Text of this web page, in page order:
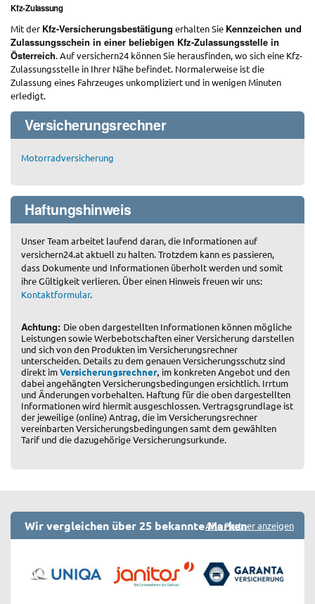
Kfz-Zulassung
Mit der Kfz-Versicherungsbestätigung erhalten Sie Kennzeichen und
Zulassungsschein in einer beliebigen Kfz-Zulassungsstelle in
Österreich. Auf versichern24 können Sie herausfinden, wo sich eine Kfz-
Zulassungsstelle in Ihrer Nähe befindet. Normalerweise ist die
Zulassung eines Fahrzeuges unkompliziert und in wenigen Minuten
erledigt.
Versicherungsrechner
Motorradversicherung
Haftungshinweis
Unser Team arbeitet laufend daran, die Informationen auf
versichern24.at aktuell zu halten. Trotzdem kann es passieren,
dass Dokumente und Informationen überholt werden und somit
ihre Gültigkeit verlieren. Über einen Hinweis freuen wir uns:
Kontaktformular.
Achtung: Die oben dargestellten Informationen können mögliche
Leistungen sowie Werbebotschaften einer Versicherung darstellen
und sich von den Produkten im Versicherungsrechner
unterscheiden. Details zu dem genauen Versicherungsschutz sind
direkt imVersicherungsrechner, im konkreten Angebot und den
dabei angehängten Versicherungsbedingungen ersichtlich. Irrtum
und Änderungen vorbehalten. Haftung für die oben dargestellten
Informationen wird hiermit ausgeschlossen. Vertragsgrundlage ist
der jeweilige (online) Antrag, die im Versicherungsrechner
vereinbarten Versicherungsbedingungen samt dem gewählten
Tarif und die dazugehörige Versicherungsurkunde.
Wir vergleichen über 25 bekannte MarkenAlle Partner anzeigen